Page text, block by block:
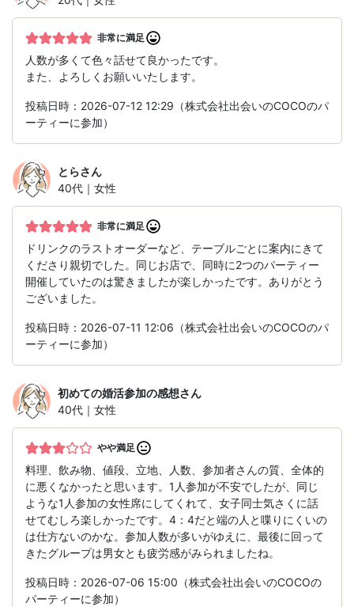
非常に満足
人数が多くて色々話せて良かったです。
また、よろしくお願いいたします。
投稿日時：2026-07-12 12:29（株式会社出会いのCOCOのパ
ーティーに参加）
とらさん
40代｜女性
非常に満足
ドリンクのラストオーダーなど、テーブルごとに案内にきて
くださり親切でした。同じお店で、同時に2つのパーティー
開催していたのは驚きましたが楽しかったです。ありがとう
ございました。
投稿日時：2026-07-11 12:06（株式会社出会いのCOCOのパ
ーティーに参加）
初めての婚活参加の感想さん
40代｜女性
やや満足
料理、飲み物、値段、立地、人数、参加者さんの質、全体的
に悪くなかったと思います。1人参加が不安でしたが、同じ
ような1人参加の女性席にしてくれて、女子同士気さくに話
せてむしろ楽しかったです。4：4だと端の人と喋りにくいの
は仕方ないのかな。参加人数が多いがゆえに、最後に回って
きたグループは男女とも疲労感がみられましたね。
投稿日時：2026-07-06 15:00（株式会社出会いのCOCOの
パーティーに参加）